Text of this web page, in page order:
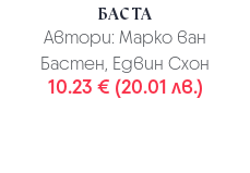
БАСТА
Автори: Марко ван
Бастен, Едвин Схон
10.23 € (20.01 лв.)